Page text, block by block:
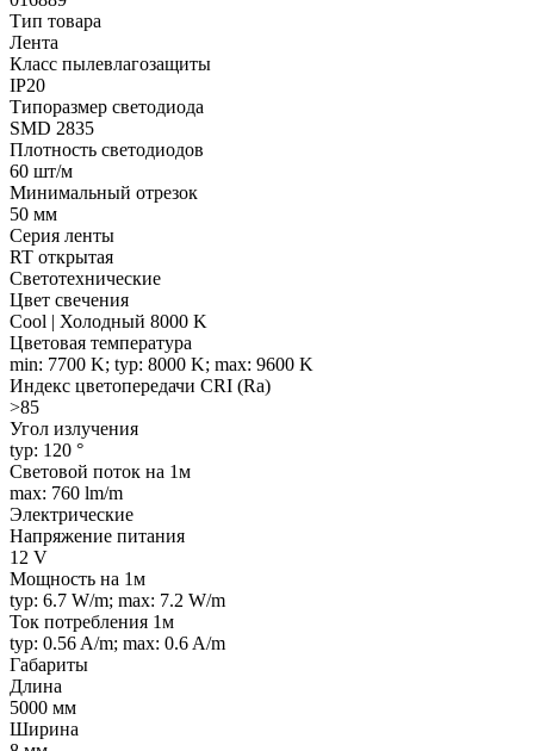
Тип товара
Лента
Класс пылевлагозащиты
IP20
Типоразмер светодиода
SMD 2835
Плотность светодиодов
60 шт/м
Минимальный отрезок
50 мм
Серия ленты
RT открытая
Светотехнические
Цвет свечения
Cool | Холодный 8000 K
Цветовая температура
min: 7700 K; typ: 8000 K; max: 9600 K
Индекс цветопередачи CRI (Ra)
>85
Угол излучения
typ: 120 °
Световой поток на 1м
max: 760 lm/m
Электрические
Напряжение питания
12 V
Мощность на 1м
typ: 6.7 W/m; max: 7.2 W/m
Ток потребления 1м
typ: 0.56 A/m; max: 0.6 A/m
Габариты
Длина
5000 мм
Ширина